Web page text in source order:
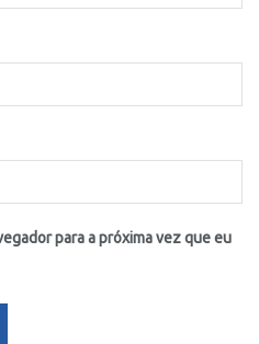
para a próxima vez que eu